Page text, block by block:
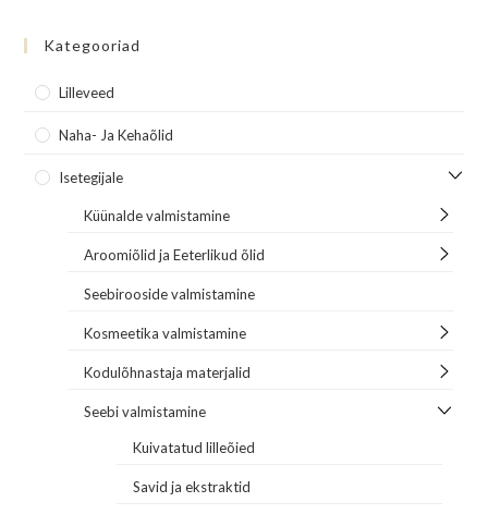
Kategooriad
Lilleveed
Naha- Ja Kehaõlid
Isetegijale
Küünalde valmistamine
Aroomiõlid ja Eeterlikud õlid
Seebirooside valmistamine
Kosmeetika valmistamine
Kodulõhnastaja materjalid
Seebi valmistamine
Kuivatatud lilleõied
Savid ja ekstraktid